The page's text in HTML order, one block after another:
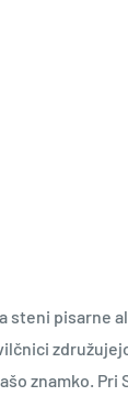
steni pisarne
znamko.